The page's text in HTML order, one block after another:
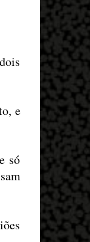
e
só
uma
nascida
ao se
Playboy
uma
anos,
tornou
e
em
que era
quase